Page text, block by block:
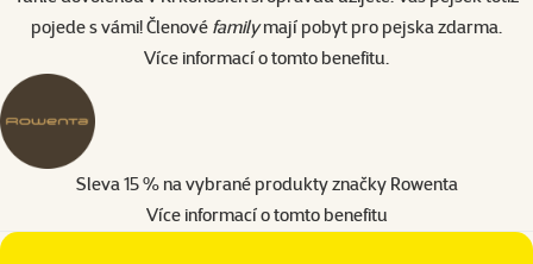
pojede s vámi! Členové familymají pobyt pro pejska zdarma.
Více informací o tomto benefitu
Sleva 15 % na vybrané produkty značky Rowenta
Více informací o tomto benefitu